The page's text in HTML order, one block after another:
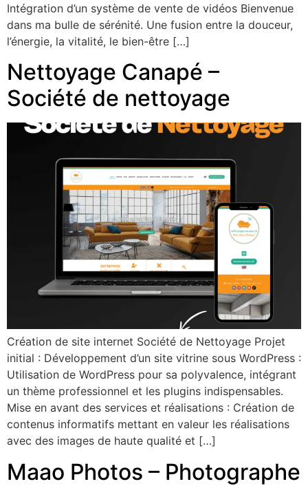
Intégration d’un système de vente de vidéos Bienvenue
dans ma bulle de sérénité. Une fusion entre la douceur,
l’énergie, la vitalité, le bien-être […]
Nettoyage Canapé –
Société de nettoyage
Création de site internet Société de Nettoyage Projet
initial : Développement d’un site vitrine sous WordPress :
Utilisation de WordPress pour sa polyvalence, intégrant
un thème professionnel et les plugins indispensables.
Mise en avant des services et réalisations : Création de
contenus informatifs mettant en valeur les réalisations
avec des images de haute qualité et […]
Maao Photos – Photographe